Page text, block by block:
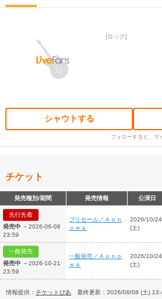
ロック
シャウトする
フォローすると、マ
チケット
発売種別/期間 発売情報 公演日
先行先着
発売中 ～2026-06-08
23:59
プリセール／Ａｏｎ
ｏｗａ
2026/10/24
(土)
一般発売
発売中 ～2026-10-21
23:59
一般発売／Ａｏｎｏ
ｗａ
2026/10/24
(土)
情報提供： チケットぴあ 最終更新：2026/08/08 (土)